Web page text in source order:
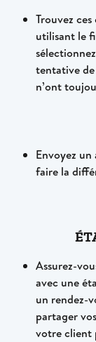
Trouvez
utilisant le
sélectionnez
tentative
n’ont
Envoyez
faire la
Assurez-
avec une
un rendez-
partager
votre client